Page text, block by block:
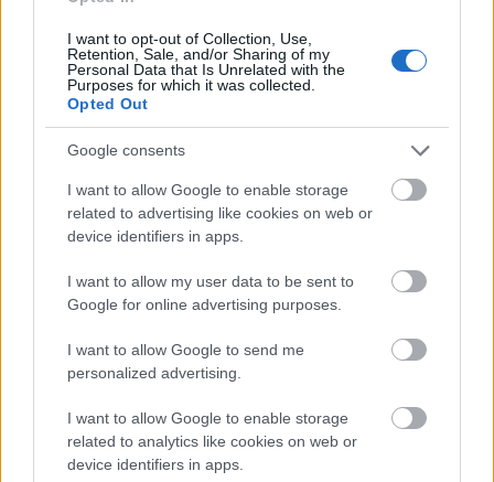
I want to opt-out of Collection, Use,
Retention, Sale, and/or Sharing of my
Personal Data that Is Unrelated with the
Purposes for which it was collected.
Opted Out
Google consents
I want to allow Google to enable storage
related to advertising like cookies on web or
device identifiers in apps.
I want to allow my user data to be sent to
Google for online advertising purposes.
I want to allow Google to send me
personalized advertising.
I want to allow Google to enable storage
related to analytics like cookies on web or
device identifiers in apps.
hallgatója voltam a csatornának, egyszer sem
hallottam, hogy munkahelyi balesetről számoltak
volna be. Bár a korábbiakhoz képest a töredékére
csökkent a csatorna iránti érdeklődésem, de
szerkesztőknek a munkabalesetek iránti figyelme.
Pedig lehetne miből válogatni. AKSH szerint
2022-ben 21 ezer 273 munkabaleset volt
Magyarországon. Ezer alkalmazottra
átlagosan 5,2 szerencsétlenség jutott
tavaly, s 68 fizikai dolgozó vesztette életét